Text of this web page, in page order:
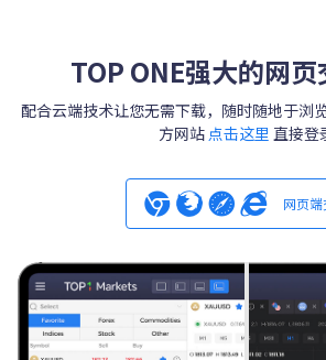
TOP ONE强大的网
配合云端技术让您无需下载，随时随地于浏
方网站 点击这里 直接登
网页端